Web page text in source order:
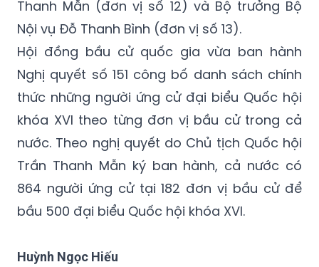
Thanh Mẫn (đơn vị số 12) và Bộ trưởng Bộ
Nội vụ Đỗ Thanh Bình (đơn vị số 13).
Hội đồng bầu cử quốc gia vừa ban hành
Nghị quyết số 151 công bố danh sách chính
thức những người ứng cử đại biểu Quốc hội
khóa XVI theo từng đơn vị bầu cử trong cả
nước. Theo nghị quyết do Chủ tịch Quốc hội
Trần Thanh Mẫn ký ban hành, cả nước có
864 người ứng cử tại 182 đơn vị bầu cử để
bầu 500 đại biểu Quốc hội khóa XVI.
Huỳnh Ngọc Hiếu